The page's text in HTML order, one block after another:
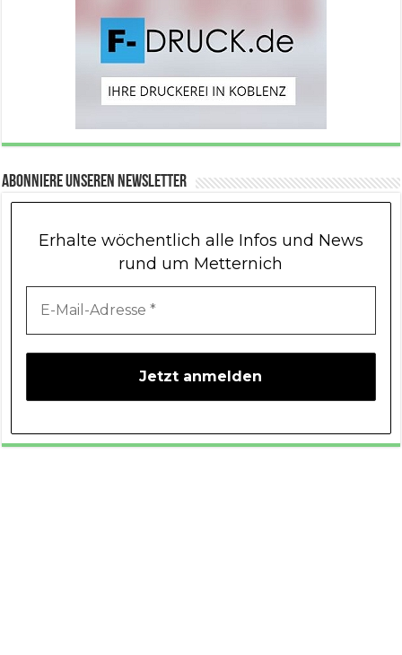
Abonniere unseren Newsletter
Erhalte wöchentlich alle Infos und News
rund um Metternich